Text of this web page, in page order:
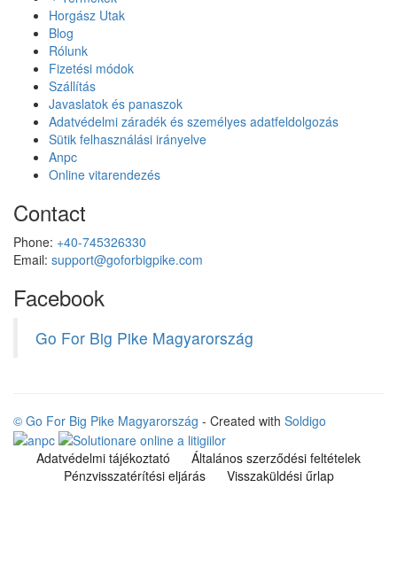
Horgász Utak
Blog
Rólunk
Fizetési módok
Szállítás
Javaslatok és panaszok
Adatvédelmi záradék és személyes adatfeldolgozás
Sütik felhasználási irányelve
Anpc
Online vitarendezés
Contact
Phone: +40-745326330
Email: support@goforbigpike.com
Facebook
Go For Big Pike Magyarország
© Go For Big Pike Magyarország - Created with Soldigo
Adatvédelmi tájékoztató
Általános szerződési feltételek
Pénzvisszatérítési eljárás
Visszaküldési űrlap